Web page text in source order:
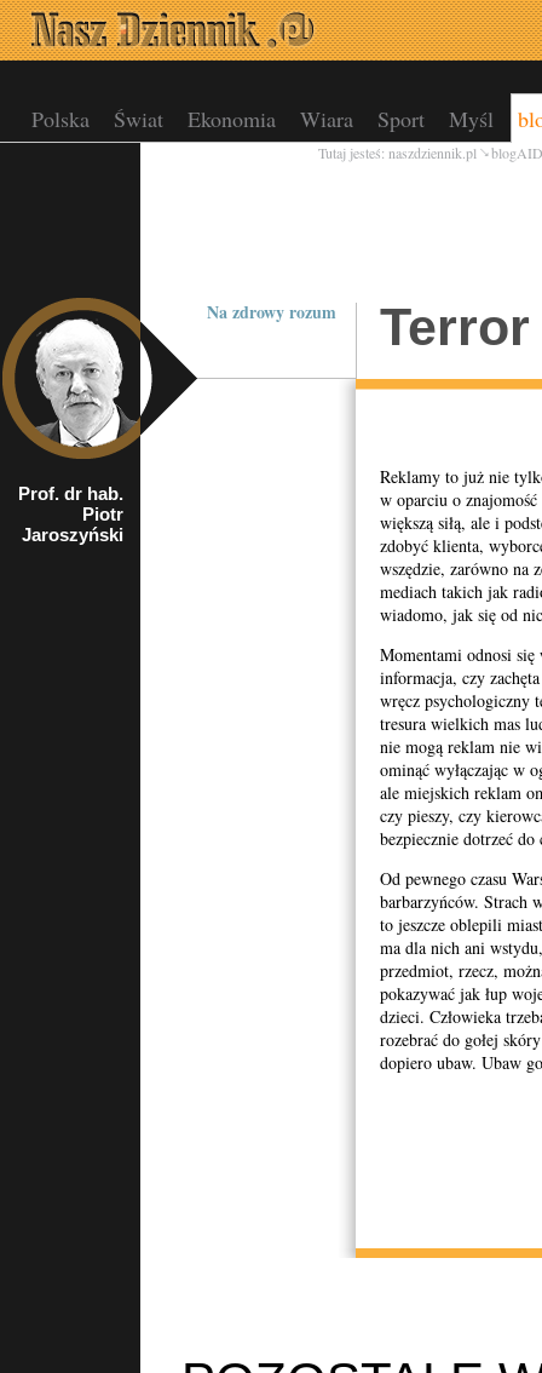
Polska Świat Ekonomia Wiara Sport Myśl
Tutaj jesteś: naszdziennik.pl blogAID
Na zdrowy rozum
Prof. dr hab.
Piotr
Jaroszyński
Reklamy to już nie
w oparciu o
większą siłą, ale i
zdobyć klienta,
wszędzie, zarówno na
mediach takich jak
wiadomo, jak się od
Momentami odnosi się
informacja, czy
wręcz psychologiczny
tresura wielkich mas
nie mogą reklam nie
ominąć wyłączając w
ale miejskich reklam
czy pieszy, czy
bezpiecznie dotrzeć do
Od pewnego czasu
barbarzyńców. Strach
to jeszcze oblepili
ma dla nich ani
przedmiot, rzecz,
pokazywać jak łup
dzieci. Człowieka
rozebrać do gołej
dopiero ubaw. Ubaw